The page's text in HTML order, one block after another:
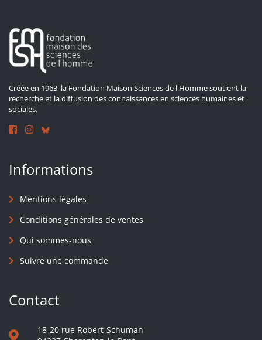
Créée en 1963, la Fondation Maison Sciences de l'Homme soutient la
recherche et la diffusion des connaissances en sciences humaines et
sociales.
Informations
Mentions légales
Conditions générales de ventes
Qui sommes-nous
Suivre une commande
Contact
18-20 rue Robert-Schuman